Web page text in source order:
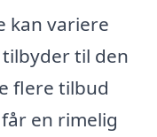
kan variere
til den
flere tilbud
en rimelig